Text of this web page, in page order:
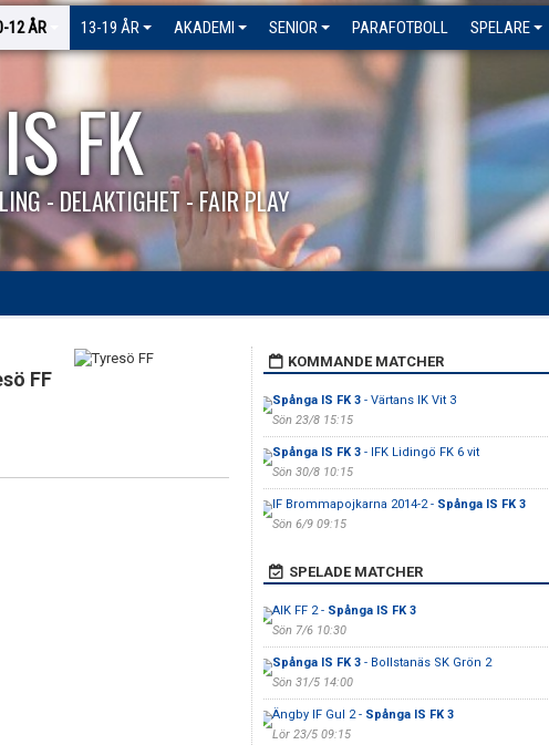
12 ÅR 13-19 ÅR AKADEMI SENIOR PARAFOTBOLL SPELARE
FK
- DELAKTIGHET - FAIR PLAY
FF
KOMMANDE MATCHER
Spånga IS FK 3- Värtans IK Vit 3
Sön 23/8 15:15
Spånga IS FK 3- IFK Lidingö FK 6 vit
Sön 30/8 10:15
IF Brommapojkarna 2014-2 - Spånga IS FK 3
Sön 6/9 09:15
SPELADE MATCHER
AIK FF 2 - Spånga IS FK 3
Sön 7/6 10:30
Spånga IS FK 3- Bollstanäs SK Grön 2
Sön 31/5 14:00
Ängby IF Gul 2 - Spånga IS FK 3
Lör 23/5 09:15